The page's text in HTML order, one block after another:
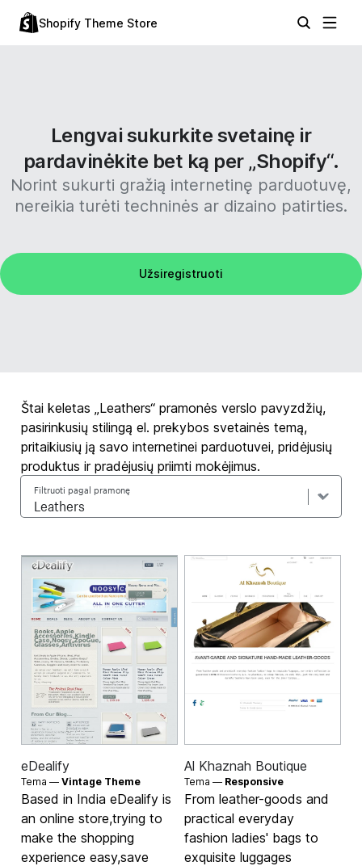
Shopify Theme Store
Lengvai sukurkite svetainę ir
pardavinėkite bet ką per „Shopify“.
Norint sukurti gražią internetinę parduotuvę,
nereikia turėti techninės ar dizaino patirties.
Užsiregistruoti
Štai keletas „Leathers“ pramonės verslo pavyzdžių,
pasirinkusių stilingą el. prekybos svetainės temą,
pritaikiusių ją savo internetinei parduotuvei, pridėjusių
produktus ir pradėjusių priimti mokėjimus.
Filtruoti pagal pramonę
eDealify
Tema —Vintage Theme
Based in India eDealify is
an online store,trying to
make the shopping
experience easy,save
Al Khaznah Boutique
Tema — Responsive
From leather-goods and
practical everyday
fashion ladies' bags to
exquisite luggages